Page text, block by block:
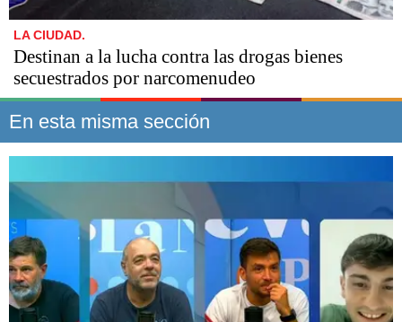
LA CIUDAD.
Destinan a la lucha contra las drogas bienes
secuestrados por narcomenudeo
En esta misma sección